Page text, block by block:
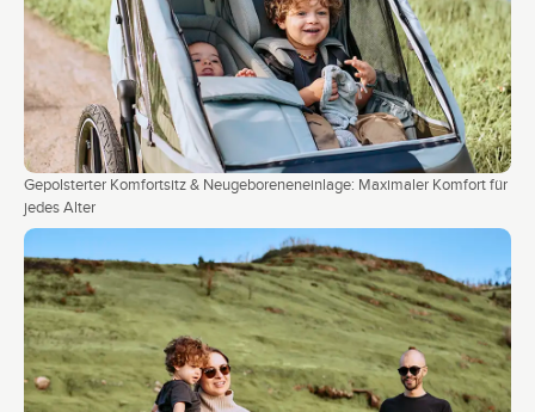
Gepolsterter Komfortsitz & Neugeboreneneinlage: Maximaler Komfort für
jedes Alter